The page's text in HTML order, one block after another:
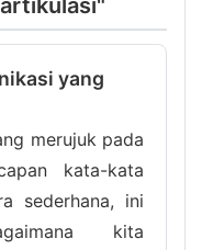
yang
merujuk pada
kata-kata
sederhana, ini
kita